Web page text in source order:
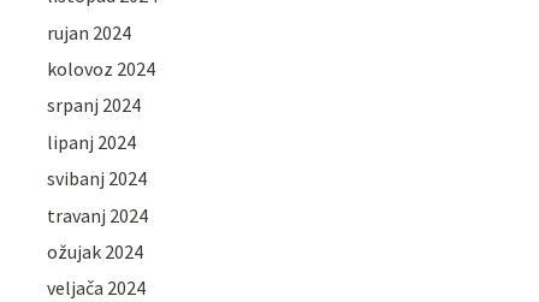
rujan 2024
kolovoz 2024
srpanj 2024
lipanj 2024
svibanj 2024
travanj 2024
ožujak 2024
veljača 2024